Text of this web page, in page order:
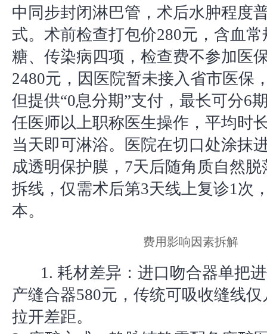
中同步封闭淋巴管，术后水肿程度
式。术前检查打包价280元，含血
糖、传染病四项，检查费不参加医
2480元，因医院暂未接入省市医保
但提供“0息分期”支付，最长可分6
任医师以上职称医生操作，平均时
当天即可淋浴。医院在切口处涂抹
成透明保护膜，7天后随角质自然
拆线，仅需术后第3天线上复诊1次
本。
费用影响因素拆解
1. 耗材差异：进口吻合器单把
产缝合器580元，传统可吸收缝线
拉开差距。